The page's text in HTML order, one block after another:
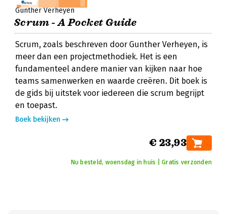
Gunther Verheyen
Scrum - A Pocket Guide
Scrum, zoals beschreven door Gunther Verheyen, is
meer dan een projectmethodiek. Het is een
fundamenteel andere manier van kijken naar hoe
teams samenwerken en waarde creëren. Dit boek is
de gids bij uitstek voor iedereen die scrum begrijpt
en toepast.
Boek bekijken
€ 23,93
Nu besteld, woensdag in huis | Gratis verzonden